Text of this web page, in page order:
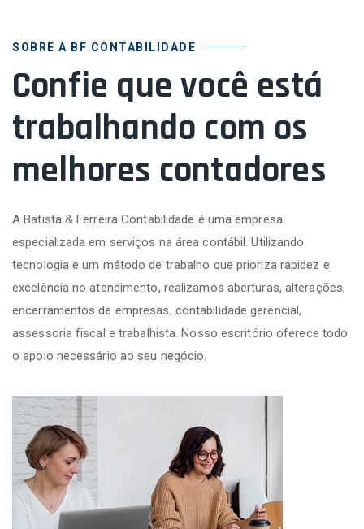
SOBRE A BF CONTABILIDADE
Confie que você está
trabalhando com os
melhores contadores
A Batista & Ferreira Contabilidade é uma empresa
especializada em serviços na área contábil. Utilizando
tecnologia e um método de trabalho que prioriza rapidez e
excelência no atendimento, realizamos aberturas, alterações,
encerramentos de empresas, contabilidade gerencial,
assessoria fiscal e trabalhista. Nosso escritório oferece todo
o apoio necessário ao seu negócio.